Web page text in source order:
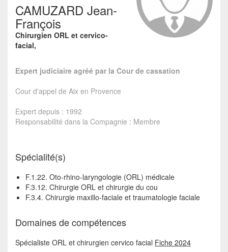
CAMUZARD Jean-
François
Chirurgien ORL et cervico-
facial,
Expert judiciaire agréé par la Cour de cassation
Cour d'appel de Aix en Provence
Expert depuis : 1992
Responsabilité dans la Compagnie : Membre
Spécialité(s)
F.1.22. Oto-rhino-laryngologie (ORL) médicale
F.3.12. Chirurgie ORL et chirurgie du cou
F.3.4. Chirurgie maxillo-faciale et traumatologie faciale
Domaines de compétences
Spécialiste ORL et chirurgien cervico facial Fiche 2024